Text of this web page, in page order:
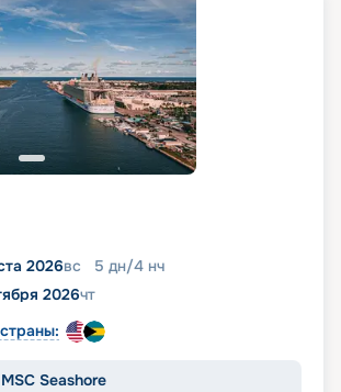
2026вс 5 дн/4 нч
2026чт
MSC Seashore